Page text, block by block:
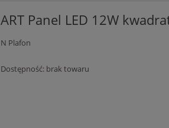
ART Panel LED 12W
N Plafon
Dostępność: brak towaru